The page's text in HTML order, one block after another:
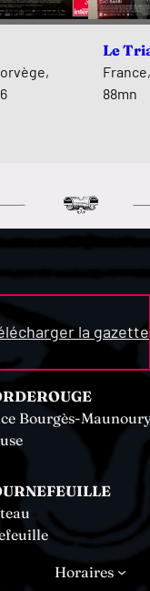
Le
88mn
la gazette
Bourgès-
Horaires